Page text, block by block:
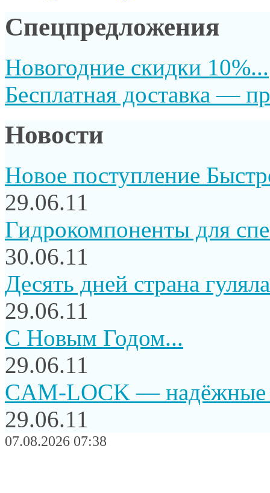
Спецпредложения
Новогодние скидки 10%...
Бесплатная доставка —
Новости
Новое поступление
29.06.11
Гидрокомпоненты для
30.06.11
Десять дней страна
29.06.11
C Новым Годом...
29.06.11
CAM-LOCK — надёжные
29.06.11
07.08.2026 07:38